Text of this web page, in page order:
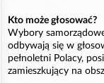
Kto może głosować?
Wybory
odbywają się w
pełnoletni Polacy,
zamieszkujący na